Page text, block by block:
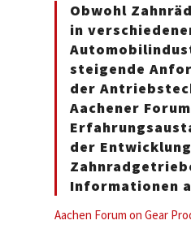
Obwohl
in
steigende
der
Aachener
der
Informationen
Aachen Forum on Gear